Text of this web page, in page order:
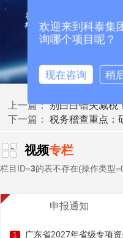
费、差旅费、会议费等，
总额的10%，需提供合法
三、设备升级研发费用
上一篇：别白白错失减税！
下一篇： 税务稽查重点：研发
视频专栏
栏目ID=3的表不存在(操作类型
申报通知
1 广东省2027年省级专项资金（促进外贸创新发展
欢迎来到科泰集
询哪个项目呢？
现在咨询 稍